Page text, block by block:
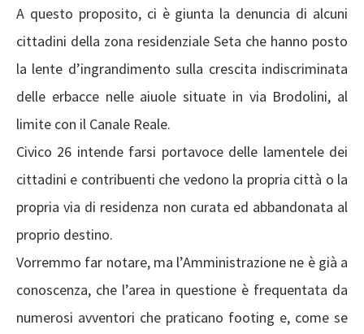
A questo proposito, ci è giunta la denuncia di alcuni
cittadini della zona residenziale Seta che hanno posto
la lente d’ingrandimento sulla crescita indiscriminata
delle erbacce nelle aiuole situate in via Brodolini, al
limite con il Canale Reale.
Civico 26 intende farsi portavoce delle lamentele dei
cittadini e contribuenti che vedono la propria città o la
propria via di residenza non curata ed abbandonata al
proprio destino.
Vorremmo far notare, ma l’Amministrazione ne è già a
conoscenza, che l’area in questione è frequentata da
numerosi avventori che praticano footing e, come se